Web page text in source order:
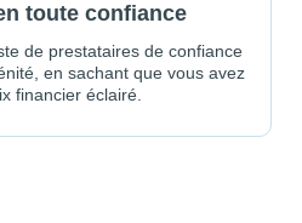
toute confiance
de prestataires de confiance
en sachant que vous avez
financier éclairé.